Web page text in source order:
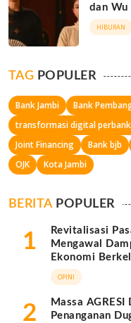
dan Wu
HIBURAN
TAG POPULER
Bank Jambi
Bank
transformasi digital
Joint Financing
Bank bjb
OJK
Kota Jambi
BERITAPOPULER
1
Revitalisasi
Mengawal
Ekonomi
OPINI
2
Massa
Penanganan